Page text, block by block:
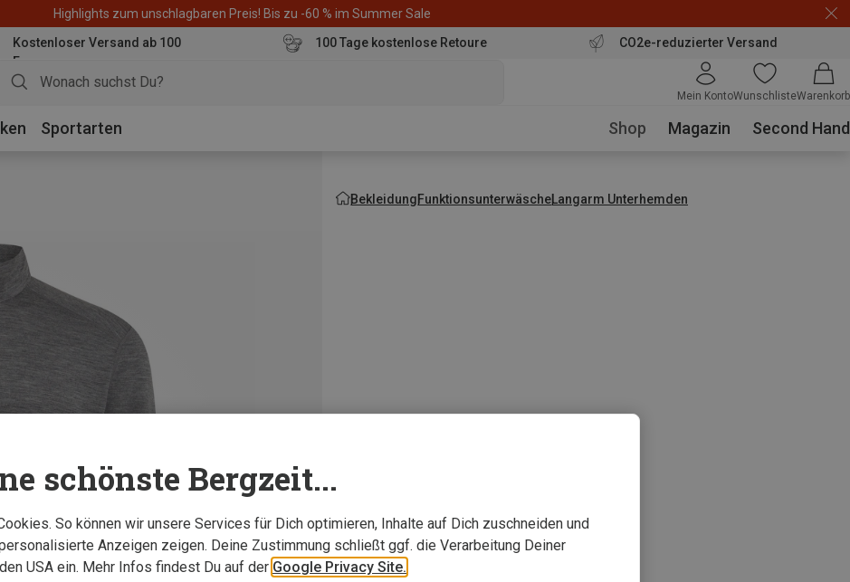
Highlights zum unschlagbaren Preis! Bis zu -60 % im Summer Sale
Kostenloser Versand ab 100
Euro
100 Tage kostenlose Retoure CO2e-reduzierter Versand
Mein KontoWunschlisteWarenkorb
Sportarten Shop Magazin Second Hand
BekleidungFunktionsunterwäscheLangarm Unterhemden
schönste Bergzeit...
So können wir unsere Services für Dich optimieren, Inhalte auf Dich zuschneiden und
Anzeigen zeigen. Deine Zustimmung schließt ggf. die Verarbeitung Deiner
den USA ein. Mehr Infos findest Du auf der Google Privacy Site.